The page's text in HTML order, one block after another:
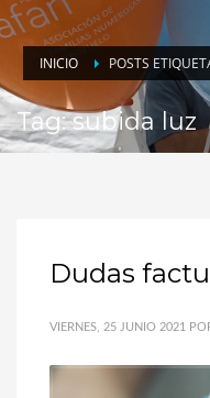
INICIO POSTS
Tag: subida luz
Dudas
VIERNES, 25 JUNIO 2021